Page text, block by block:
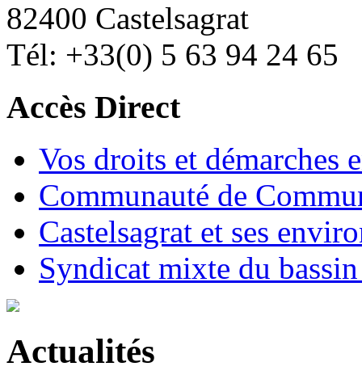
82400 Castelsagrat
Tél: +33(0) 5 63 94 24 65
Accès Direct
Vos droits et démarches
Communauté de
Castelsagrat et ses
Syndicat mixte du
Actualités